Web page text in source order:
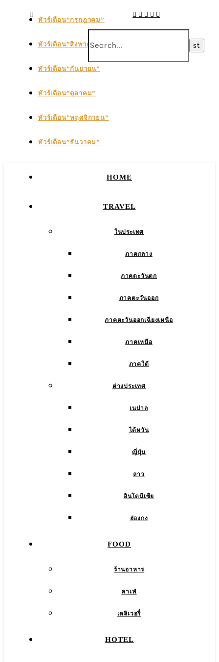
ทัวร์เดือน”กรกฎาคม”
ทัวร์เดือน”สิงหาคม”
ทัวร์เดือน”กันยายน”
ทัวร์เดือน”ตุลาคม”
ทัวร์เดือน”พฤศจิกายน”
ทัวร์เดือน”ธันวาคม”
HOME
TRAVEL
ในประเทศ
ภาคกลาง
ภาคตะวันตก
ภาคตะวันออก
ภาคตะวันออกเฉียงเหนือ
ภาคเหนือ
ภาคใต้
ต่างประเทศ
เนปาล
ไต้หวัน
ญี่ปุ่น
ลาว
อินโดนีเซีย
ฮ่องกง
FOOD
ร้านอาหาร
คาเฟ่
เดลิเวอรี่
HOTEL